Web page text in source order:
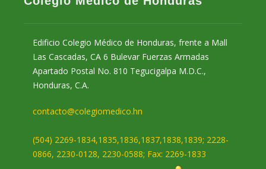
Edificio Colegio Médico de Honduras, frente a Mall
Las Cascadas, CA 6 Bulevar Fuerzas Armadas
Apartado Postal No. 810 Tegucigalpa M.D.C.,
Honduras, C.A.
contacto@colegiomedico.hn
(504) 2269-1834,1835,1836,1837,1838,1839; 2228-
0866, 2230-0128, 2230-0588; Fax: 2269-1833